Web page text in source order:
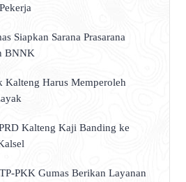
Siapkan Sarana Prasarana
BNNK
Kalteng Harus Memperoleh
Kalteng Kaji Banding ke
PKK Gumas Berikan Layanan